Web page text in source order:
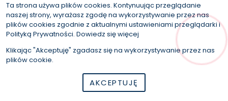
© 2026 Wszystkie prawa zastrzeżone | Program dla biur
nieruchomości - asaricrm.com
});
Ta strona używa plików cookies. Kontynuując przeglądanie
naszej strony, wyrażasz zgodę na wykorzystywanie przez nas
plików cookies zgodnie z aktualnymi ustawieniami przeglądarki i
Polityką Prywatności. Dowiedz się więcej
Klikając "Akceptuję" zgadasz się na wykorzystywanie przez nas
plików cookie.
AKCEPTUJĘ